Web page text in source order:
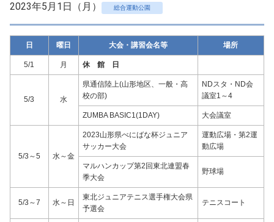
2023年5月1日（月） 総合運動公園
日 曜日 大会・講習会名等 場所
5/1 月 休 館 日
5/3 水
県通信陸上(山形地区、一般・高
校の部)
NDスタ・ND会
議室1～4
ZUMBA BASIC1(1DAY) 大会議室
5/3～5 水～金
2023山形県べにばな杯ジュニア
サッカー大会
運動広場・第2運
動広場
マルハンカップ第2回東北連盟春
季大会
野球場
5/3～7 水～日
東北ジュニアテニス選手権大会県
予選会
テニスコート